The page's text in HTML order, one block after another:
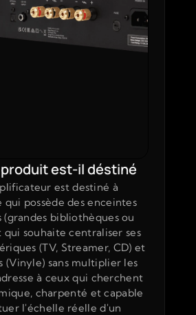
est destiné à
qui possède des enceintes
(grandes bibliothèques ou
qui souhaite centraliser ses
(TV, Streamer, CD) et
(Vinyle) sans multiplier les
à ceux qui cherchent
charpenté et capable
l'échelle réelle d'un
produit est-il déstiné